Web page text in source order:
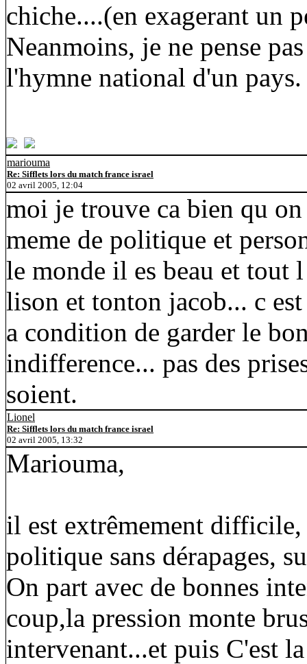
chiche....(en exagerant un
Neanmoins, je ne pense
l'hymne national d'un pays.
mariouma
Re: Sifflets lors du match france israel
02 avril 2005, 12:04
moi je trouve ca bien qu
meme de politique et
le monde il es beau et tout
lison et tonton jacob... c
a condition de garder le
indifference... pas des
soient.
Lionel
Re: Sifflets lors du match france israel
02 avril 2005, 13:32
Mariouma,
il est extrêmement
politique sans dérapages,
On part avec de bonnes
coup,la pression monte
intervenant...et puis C'est